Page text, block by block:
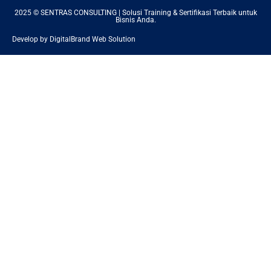
2025 © SENTRAS CONSULTING | Solusi Training & Sertifikasi Terbaik untuk
Bisnis Anda.
Develop by DigitalBrand Web Solution